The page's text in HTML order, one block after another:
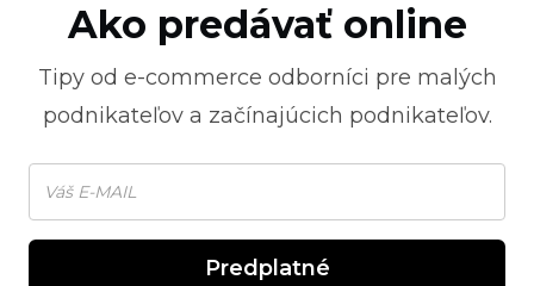
Ako predávať online
Tipy od e-commerce odborníci pre malých
podnikateľov a začínajúcich podnikateľov.
Predplatné